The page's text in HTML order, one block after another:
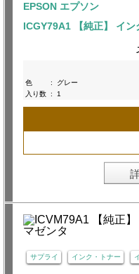
EPSON エプソン
ICGY79A1 【純正】 イ
色
:
グレー
入り数 : 1
サプライ インク・トナー